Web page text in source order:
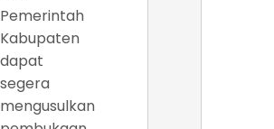
Pemerintah
Kabupaten
dapat
segera
mengusulkan